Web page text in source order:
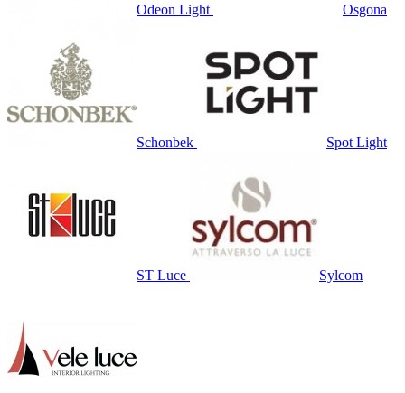
Odeon Light Osgona
Schonbek Spot Light
ST Luce Sylcom